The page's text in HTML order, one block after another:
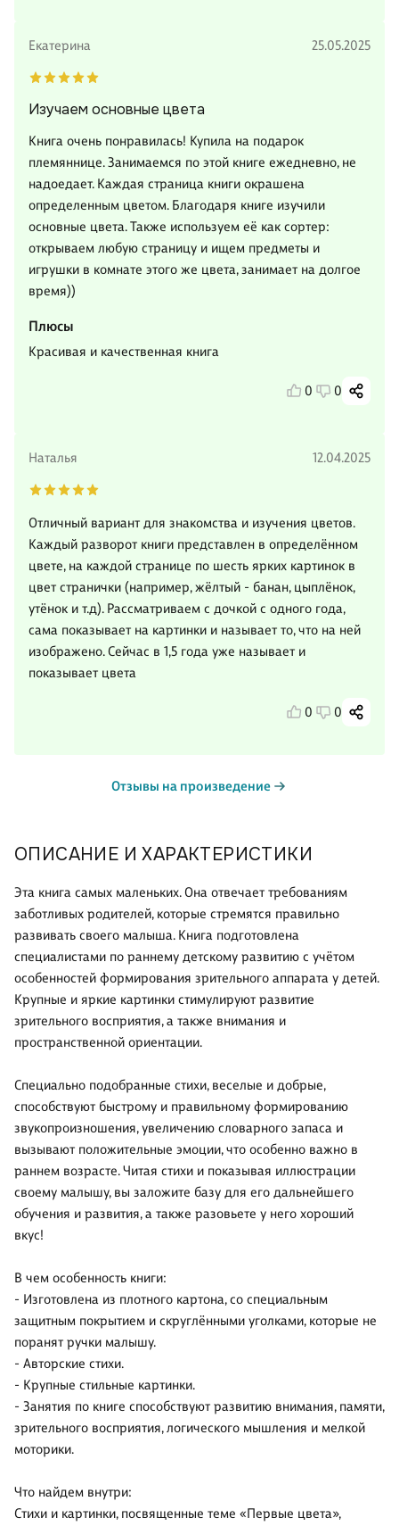
ОПИСАНИЕ И ХАРАКТЕРИСТИКИ
Эта книга самых маленьких. Она отвечает требованиям
заботливых родителей, которые стремятся правильно
развивать своего малыша. Книга подготовлена
специалистами по раннему детскому развитию с учётом
особенностей формирования зрительного аппарата у детей.
Крупные и яркие картинки стимулируют развитие
зрительного восприятия, а также внимания и
пространственной ориентации.
Специально подобранные стихи, веселые и добрые,
способствуют быстрому и правильному формированию
звукопроизношения, увеличению словарного запаса и
вызывают положительные эмоции, что особенно важно в
раннем возрасте. Читая стихи и показывая иллюстрации
своему малышу, вы заложите базу для его дальнейшего
обучения и развития, а также разовьете у него хороший
вкус!
В чем особенность книги:
- Изготовлена из плотного картона, со специальным
защитным покрытием и скруглёнными уголками, которые не
поранят ручки малышу.
- Авторские стихи.
- Крупные стильные картинки.
- Занятия по книге способствуют развитию внимания, памяти,
зрительного восприятия, логического мышления и мелкой
моторики.
Что найдем внутри:
Стихи и картинки, посвященные теме «Первые цвета»,
Екатерина 25.05.2025
Изучаем основные цвета
Книга очень понравилась! Купила на подарок
племяннице. Занимаемся по этой книге ежедневно, не
надоедает. Каждая страница книги окрашена
определенным цветом. Благодаря книге изучили
основные цвета. Также используем её как сортер:
открываем любую страницу и ищем предметы и
игрушки в комнате этого же цвета, занимает на долгое
время))
Плюсы
Красивая и качественная книга
0 0
Наталья 12.04.2025
Отличный вариант для знакомства и изучения цветов.
Каждый разворот книги представлен в определённом
цвете, на каждой странице по шесть ярких картинок в
цвет странички (например, жёлтый - банан, цыплёнок,
утёнок и т.д). Рассматриваем с дочкой с одного года,
сама показывает на картинки и называет то, что на ней
изображено. Сейчас в 1,5 года уже называет и
показывает цвета
0 0
Отзывы на произведение